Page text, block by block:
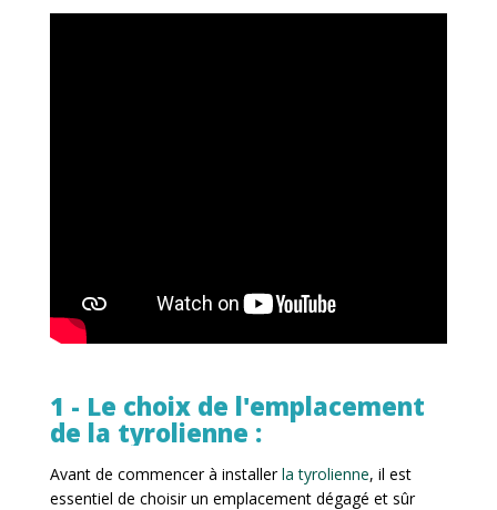
1 - Le choix de l'emplacement
de la tyrolienne :
Avant de commencer à installerla tyrolienne, il est
essentiel de choisir un emplacement dégagé et sûr